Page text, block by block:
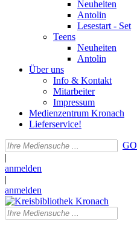
Neuheiten
Antolin
Lesestart - Set
Teens
Neuheiten
Antolin
Über uns
Info & Kontakt
Mitarbeiter
Impressum
Medienzentrum Kronach
Lieferservice!
GO
|
anmelden
|
anmelden